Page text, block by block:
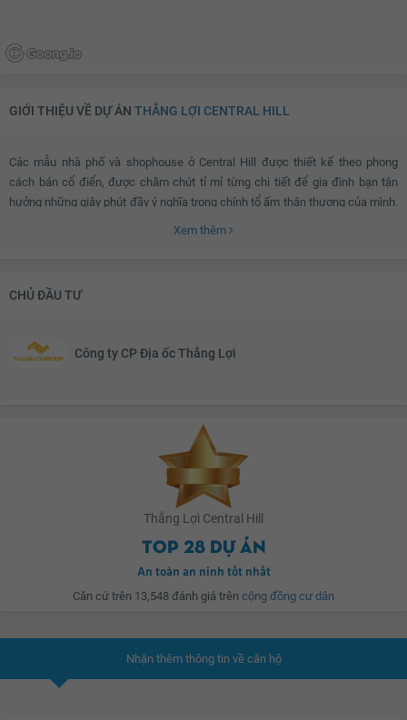
GIỚI THIỆU VỀ DỰ ÁN THẮNG LỢI CENTRAL HILL
Các mẫu nhà phố và shophouse ở Central Hill được thiết kế theo phong
cách bán cổ điển, được chăm chút tỉ mỉ từng chi tiết để gia đình bạn tận
hưởng những giây phút đầy ý nghĩa trong chính tổ ấm thân thương của mình.
Trung tâm thương mại Diamond đáp ứng tất cả các nhu cầu mua sắm, ăn
tiêu chuẩn với hơn 500 khách
Compound khép kín, có bảo vệ và camera theo dõi 24/24 , đảm bảo an ninh
Vị trí cửa ngõ khu Tây, ngay trung tâm đô thị sầm uất; liền kề chợ, trường
học, bệnh viện, siêu thị, ngân hàng,... Kết nối trực tiếp QL 1 A, cao tốc Sài
Gòn Trung Lương, cao tốc Bến Lức Long Thành, từ Thắng Lợi Central Hill có
thể dễ dàng di chuyển về trung tâm TPHCM, Phú Mỹ Hưng Q 7 , các tỉnh
Dự án nằm trong quy hoạch đô thị vệ tinh của TP HCM, cơ sở hạ tầng được
đầu tư mạnh mẽ với sự xuất hiện của các tập đoàn lớn như Vingroup, Nam
Long, Vạn Thịnh Phát, Thắng Lợi Group, Cát Tường, Trần Anh...khiến giá trị
Xem thêm
CHỦ ĐẦU TƯ
Công ty CP Địa ốc Thắng Lợi
Thắng Lợi Central Hill
Top 28 dự án
An toàn an ninh tốt nhất
Căn cứ trên 13,548 đánh giá trên cộng đồng cư dân
Nhận thêm thông tin về căn hộ